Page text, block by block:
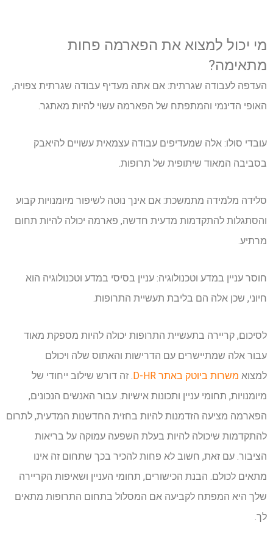
מי יכול למצוא את הפארמה פחות
מתאימה?
העדפה לעבודה שגרתית: אם אתה מעדיף עבודה שגרתית צפויה,
האופי הדינמי והמתפתח של הפארמה עשוי להיות מאתגר.
עובדי סולו: אלה שמעדיפים עבודה עצמאית עשויים להיאבק
בסביבה המאוד שיתופית של תרופות.
סלידה מלמידה מתמשכת: אם אינך נוטה לשיפור מיומנויות קבוע
והסתגלות להתקדמות מדעית חדשה, פארמה יכולה להיות תחום
מרתיע.
חוסר עניין במדע וטכנולוגיה: עניין בסיסי במדע וטכנולוגיה הוא
חיוני, שכן אלה הם בליבת תעשיית התרופות.
לסיכום, קריירה בתעשיית התרופות יכולה להיות מספקת מאוד
עבור אלה שמתיישרים עם הדרישות והאתוס שלה ויכולם
למצוא משרות ביוטק באתר D-HR
. זה דורש שילוב ייחודי של
מיומנויות, תחומי עניין ותכונות אישיות. עבור האנשים הנכונים,
הפארמה מציעה הזדמנות להיות בחזית החדשנות המדעית, לתרום
להתקדמות שיכולה להיות בעלת השפעה עמוקה על בריאות
הציבור. עם זאת, חשוב לא פחות להכיר בכך שתחום זה אינו
מתאים לכולם. הבנת הכישורים, תחומי העניין ושאיפות הקריירה
שלך היא המפתח לקביעה אם המסלול בתחום התרופות מתאים
לך.